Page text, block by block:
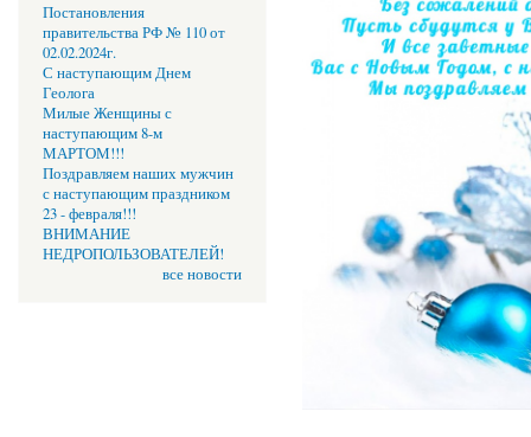
Постановления
правительства РФ № 110 от
02.02.2024г.
С наступающим Днем
Геолога
Милые Женщины с
наступающим 8-м
МАРТОМ!!!
Поздравляем наших мужчин
с наступающим праздником
23 - февраля!!!
ВНИМАНИЕ
НЕДРОПОЛЬЗОВАТЕЛЕЙ!
все новости